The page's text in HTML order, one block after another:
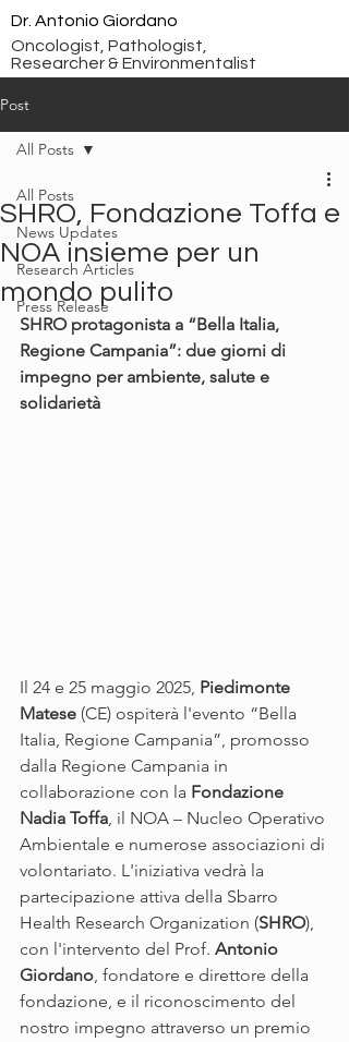
Dr. Antonio Giordano
Oncologist, Pathologist,
Researcher & Environmentalist
Post
All Posts
News Updates
Research Articles
Press Release
All Posts
SHRO, Fondazione Toffa e
NOA insieme per un
mondo pulito
SHRO protagonista a “Bella Italia,
Regione Campania”: due giorni di
impegno per ambiente, salute e
solidarietà
Il 24 e 25 maggio 2025, Piedimonte
Matese (CE) ospiterà l'evento “Bella
Italia, Regione Campania”, promosso
dalla Regione Campania in
collaborazione con la Fondazione
Nadia Toffa, il NOA – Nucleo Operativo
Ambientale e numerose associazioni di
volontariato. L'iniziativa vedrà la
partecipazione attiva della Sbarro
Health Research Organization (SHRO),
con l'intervento del Prof. Antonio
Giordano, fondatore e direttore della
fondazione, e il riconoscimento del
nostro impegno attraverso un premio